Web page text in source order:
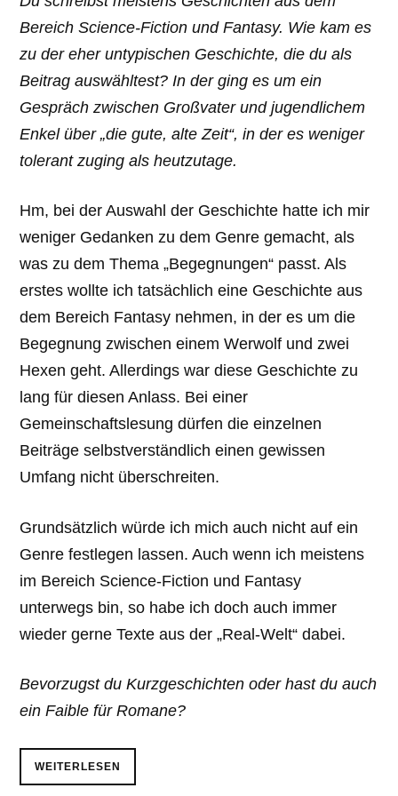
Bereich Science-Fiction und Fantasy. Wie kam es
zu der eher untypischen Geschichte, die du als
Beitrag auswähltest? In der ging es um ein
Gespräch zwischen Großvater und jugendlichem
Enkel über „die gute, alte Zeit“, in der es weniger
tolerant zuging als heutzutage.
Hm, bei der Auswahl der Geschichte hatte ich mir
weniger Gedanken zu dem Genre gemacht, als
was zu dem Thema „Begegnungen“ passt. Als
erstes wollte ich tatsächlich eine Geschichte aus
dem Bereich Fantasy nehmen, in der es um die
Begegnung zwischen einem Werwolf und zwei
Hexen geht. Allerdings war diese Geschichte zu
lang für diesen Anlass. Bei einer
Gemeinschaftslesung dürfen die einzelnen
Beiträge selbstverständlich einen gewissen
Umfang nicht überschreiten.
Grundsätzlich würde ich mich auch nicht auf ein
Genre festlegen lassen. Auch wenn ich meistens
im Bereich Science-Fiction und Fantasy
unterwegs bin, so habe ich doch auch immer
wieder gerne Texte aus der „Real-Welt“ dabei.
Bevorzugst du Kurzgeschichten oder hast du auch
ein Faible für Romane?
WEITERLESEN